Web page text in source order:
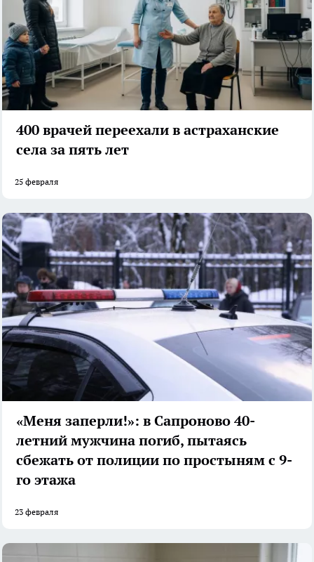
400 врачей переехали в астраханские
села за пять лет
25 февраля
«Меня заперли!»: в Сапроново 40-
летний мужчина погиб, пытаясь
сбежать от полиции по простыням с 9-
го этажа
23 февраля